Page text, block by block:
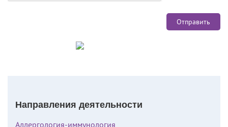
Направления деятельности
Аллергология-иммунология